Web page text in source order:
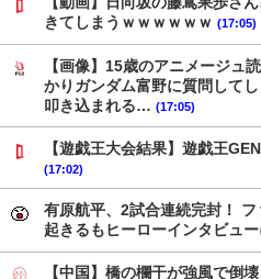
きてしまうｗｗｗｗｗｗ (17:05)
【画像】15歳のアニメージュ
かりガンダム富野に質問して
叩き込まれる… (17:05)
【遊戯王大会結果】遊戯王
(17:02)
有原航平、2試合連続完封！
起きるもヒーローインタビュ
【中国】橋の欄干が強風で倒